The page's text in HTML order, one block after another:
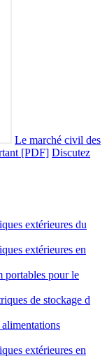
Le marché civil des
[PDF] Discutez
extérieures du
extérieures en
portables pour le
de stockage d
extérieures en